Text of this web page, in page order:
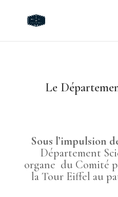
Le
Sous l’impulsion
Département
organe du Comité
la Tour Eiffel au